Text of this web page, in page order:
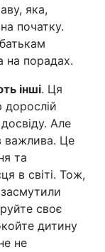
яка,
початку.
на порадах.
інші. Ця
дорослій
Але
важлива. Це
та
в світі. Тож,
своє
дитину
не